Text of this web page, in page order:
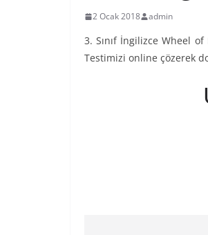
2 Ocak 2018 admin
3. Sınıf İngilizce Wheel
Testimizi online çözerek